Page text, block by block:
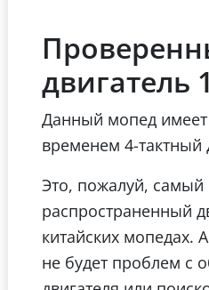
двигатель
Данный мопед
временем 4-тактный
Это, пожалуй, самый
распространенный
китайских мопедах.
не будет проблем с